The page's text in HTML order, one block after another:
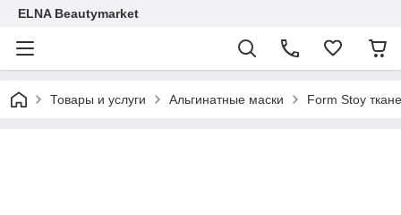
ELNA Beautymarket
Товары и услуги Альгинатные маски Form Stoy